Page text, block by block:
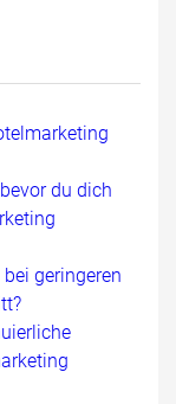
du dich
geringeren